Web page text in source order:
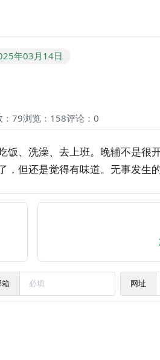
年03月14日
：79浏览：158评论： 0
饭、洗澡、去上班。晚辅不是很
但还是觉得有味道。无事发生的
网址